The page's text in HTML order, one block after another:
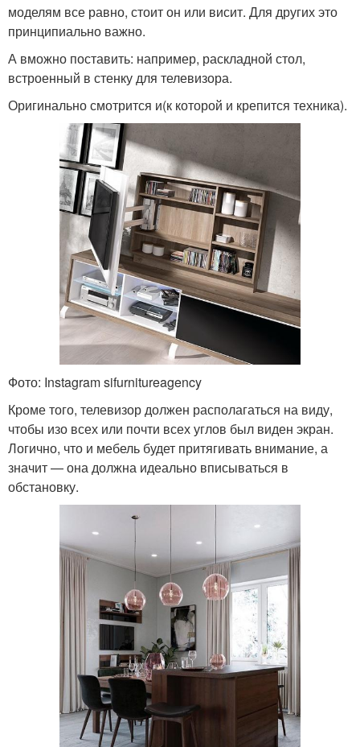
моделям все равно, стоит он или висит. Для других это
принципиально важно.
А вможно поставить: например, раскладной стол,
встроенный в стенку для телевизора.
Оригинально смотрится и(к которой и крепится техника).
Фото: Instagram sifurnitureagency
Кроме того, телевизор должен располагаться на виду,
чтобы изо всех или почти всех углов был виден экран.
Логично, что и мебель будет притягивать внимание, а
значит — она должна идеально вписываться в
обстановку.